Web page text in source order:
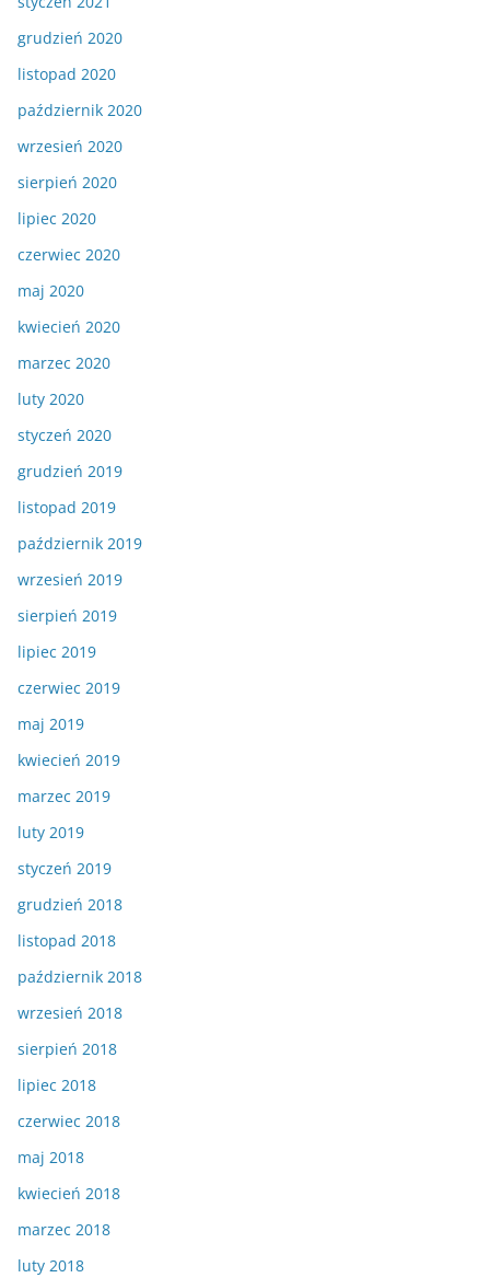
grudzień 2020
listopad 2020
październik 2020
wrzesień 2020
sierpień 2020
lipiec 2020
czerwiec 2020
maj 2020
kwiecień 2020
marzec 2020
luty 2020
styczeń 2020
grudzień 2019
listopad 2019
październik 2019
wrzesień 2019
sierpień 2019
lipiec 2019
czerwiec 2019
maj 2019
kwiecień 2019
marzec 2019
luty 2019
styczeń 2019
grudzień 2018
listopad 2018
październik 2018
wrzesień 2018
sierpień 2018
lipiec 2018
czerwiec 2018
maj 2018
kwiecień 2018
marzec 2018
luty 2018